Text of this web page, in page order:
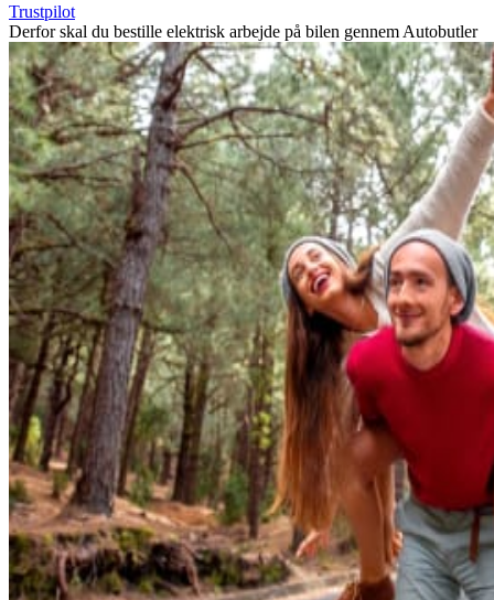
Trustpilot
Derfor skal du bestille elektrisk arbejde på bilen gennem Autobutler